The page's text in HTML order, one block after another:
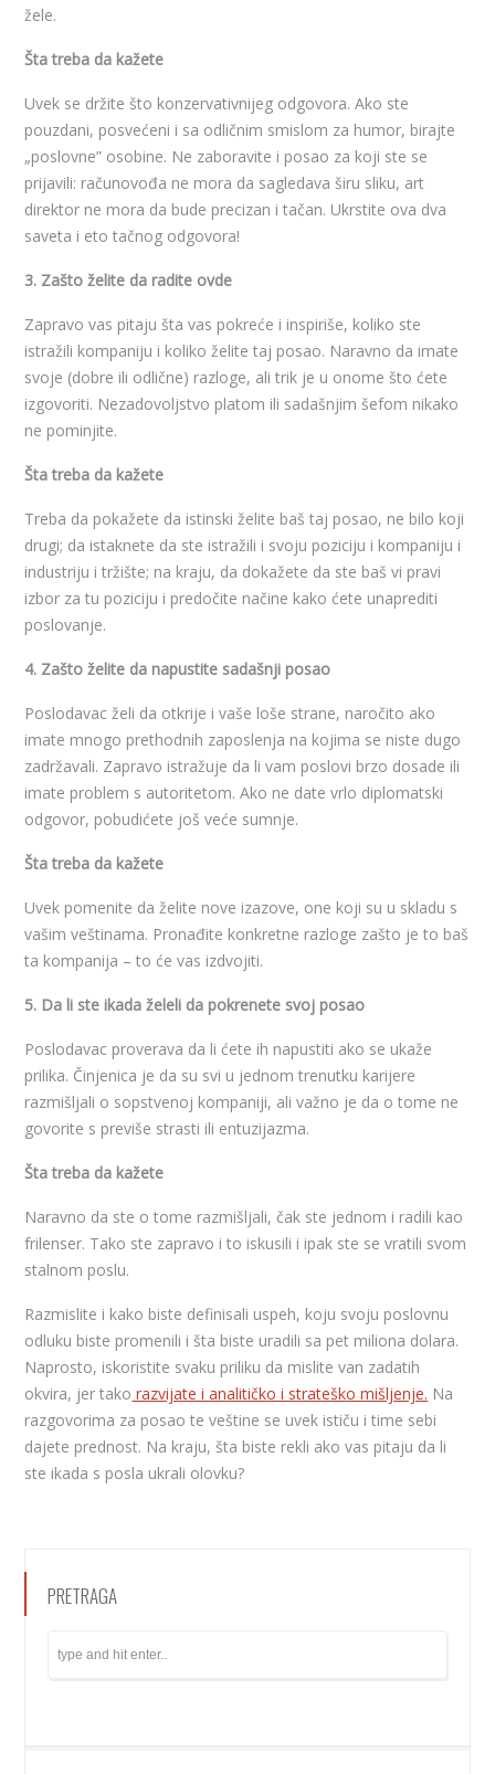
žele.
Šta treba da kažete
Uvek se držite što konzervativnijeg odgovora. Ako ste
pouzdani, posvećeni i sa odličnim smislom za humor, birajte
„poslovne” osobine. Ne zaboravite i posao za koji ste se
prijavili: računovođa ne mora da sagledava širu sliku, art
direktor ne mora da bude precizan i tačan. Ukrstite ova dva
saveta i eto tačnog odgovora!
3. Zašto želite da radite ovde
Zapravo vas pitaju šta vas pokreće i inspiriše, koliko ste
istražili kompaniju i koliko želite taj posao. Naravno da imate
svoje (dobre ili odlične) razloge, ali trik je u onome što ćete
izgovoriti. Nezadovoljstvo platom ili sadašnjim šefom nikako
ne pominjite.
Šta treba da kažete
Treba da pokažete da istinski želite baš taj posao, ne bilo koji
drugi; da istaknete da ste istražili i svoju poziciju i kompaniju i
industriju i tržište; na kraju, da dokažete da ste baš vi pravi
izbor za tu poziciju i predočite načine kako ćete unaprediti
poslovanje.
4. Zašto želite da napustite sadašnji posao
Poslodavac želi da otkrije i vaše loše strane, naročito ako
imate mnogo prethodnih zaposlenja na kojima se niste dugo
zadržavali. Zapravo istražuje da li vam poslovi brzo dosade ili
imate problem s autoritetom. Ako ne date vrlo diplomatski
odgovor, pobudićete još veće sumnje.
Šta treba da kažete
Uvek pomenite da želite nove izazove, one koji su u skladu s
vašim veštinama. Pronađite konkretne razloge zašto je to baš
ta kompanija – to će vas izdvojiti.
5. Da li ste ikada želeli da pokrenete svoj posao
Poslodavac proverava da li ćete ih napustiti ako se ukaže
prilika. Činjenica je da su svi u jednom trenutku karijere
razmišljali o sopstvenoj kompaniji, ali važno je da o tome ne
govorite s previše strasti ili entuzijazma.
Šta treba da kažete
Naravno da ste o tome razmišljali, čak ste jednom i radili kao
frilenser. Tako ste zapravo i to iskusili i ipak ste se vratili svom
stalnom poslu.
Razmislite i kako biste definisali uspeh, koju svoju poslovnu
odluku biste promenili i šta biste uradili sa pet miliona dolara.
Naprosto, iskoristite svaku priliku da mislite van zadatih
okvira, jer tako razvijate i analitičko i strateško mišljenje. Na
razgovorima za posao te veštine se uvek ističu i time sebi
dajete prednost. Na kraju, šta biste rekli ako vas pitaju da li
ste ikada s posla ukrali olovku?
PRETRAGA